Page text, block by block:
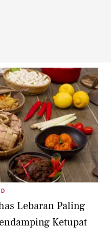
Lebaran Paling
Ketupat